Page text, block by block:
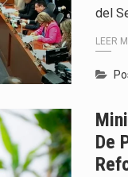
del
LEER
De